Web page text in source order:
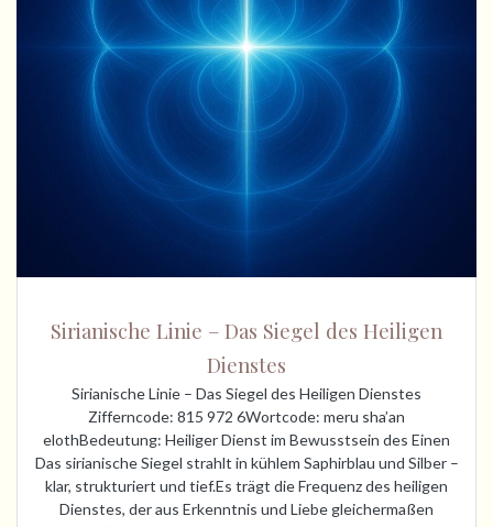
Sirianische Linie – Das Siegel des Heiligen
Dienstes
Sirianische Linie – Das Siegel des Heiligen Dienstes
Zifferncode: 815 972 6Wortcode: meru sha’an
elothBedeutung: Heiliger Dienst im Bewusstsein des Einen
Das sirianische Siegel strahlt in kühlem Saphirblau und Silber –
klar, strukturiert und tief.Es trägt die Frequenz des heiligen
Dienstes, der aus Erkenntnis und Liebe gleichermaßen